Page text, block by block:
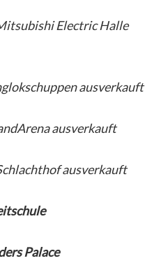
Electric Halle
ausverkauft
ausverkauft
ausverkauft
Palace